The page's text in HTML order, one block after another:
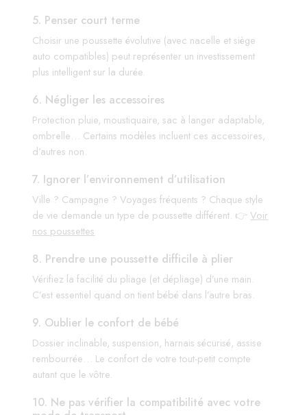
5. Penser court terme
Choisir une poussette évolutive (avec nacelle et siège
auto compatibles) peut représenter un investissement
plus intelligent sur la durée.
6. Négliger les accessoires
Protection pluie, moustiquaire, sac à langer adaptable,
ombrelle… Certains modèles incluent ces accessoires,
d’autres non.
7. Ignorer l’environnement d’utilisation
Ville ? Campagne ? Voyages fréquents ? Chaque style
de vie demande un type de poussette différent. 👉Voir
nos poussettes
8. Prendre une poussette difficile à plier
Vérifiez la facilité du pliage (et dépliage) d’une main.
C’est essentiel quand on tient bébé dans l’autre bras.
9. Oublier le confort de bébé
Dossier inclinable, suspension, harnais sécurisé, assise
rembourrée… Le confort de votre tout-petit compte
autant que le vôtre.
10. Ne pas vérifier la compatibilité avec votre